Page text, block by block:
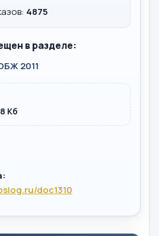
4875
в разделе:
2011
Кб
doc1310